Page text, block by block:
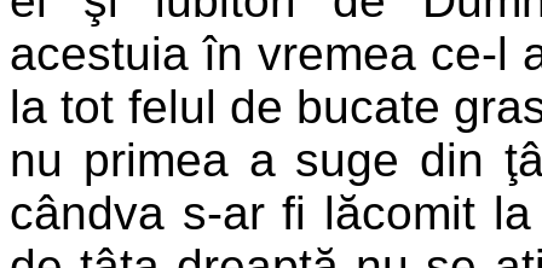
acestuia în vremea ce-l
la tot felul de bucate
nu primea a suge din
cândva s-ar fi lăcomit